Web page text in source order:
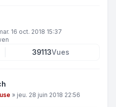
16 oct. 2018 15:37
39113Vues
» jeu. 28 juin 2018 22:56